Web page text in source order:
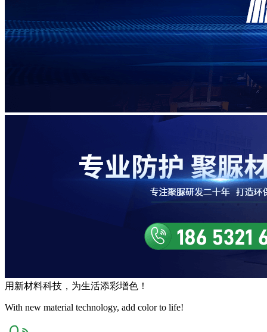
用 新材料科技，为生活添彩增色 ！
With new material technology, add color to life!